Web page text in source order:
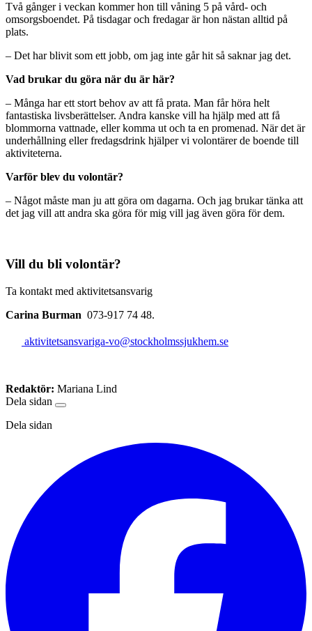
Två gånger i veckan kommer hon till våning 5 på vård- och
omsorgsboendet. På tisdagar och fredagar är hon nästan alltid på
plats.
– Det har blivit som ett jobb, om jag inte går hit så saknar jag det.
Vad brukar du göra när du är här?
– Många har ett stort behov av att få prata. Man får höra helt
fantastiska livsberättelser. Andra kanske vill ha hjälp med att få
blommorna vattnade, eller komma ut och ta en promenad. När det är
underhållning eller fredagsdrink hjälper vi volontärer de boende till
aktiviteterna.
Varför blev du volontär?
– Något måste man ju att göra om dagarna. Och jag brukar tänka att
det jag vill att andra ska göra för mig vill jag även göra för dem.
Vill du bli volontär?
Ta kontakt med aktivitetsansvarig
Carina Burman 073-917 74 48.
aktivitetsansvariga-vo@stockholmssjukhem.se
Redaktör: Mariana Lind
Dela sidan
Dela sidan